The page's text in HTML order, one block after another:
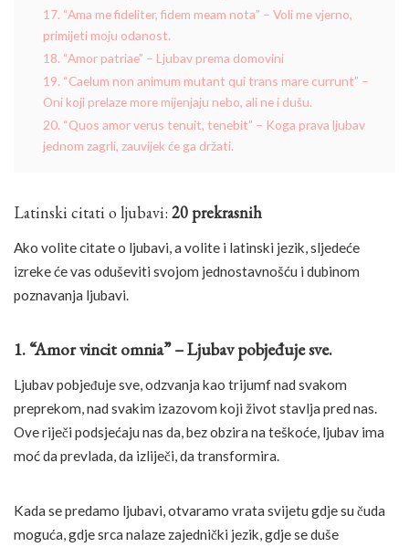
17. “Ama me fideliter, fidem meam nota” – Voli me vjerno,
primijeti moju odanost.
18. “Amor patriae” – Ljubav prema domovini
19. “Caelum non animum mutant qui trans mare currunt” –
Oni koji prelaze more mijenjaju nebo, ali ne i dušu.
20. “Quos amor verus tenuit, tenebit” – Koga prava ljubav
jednom zagrli, zauvijek će ga držati.
Latinski citati o ljubavi: 20 prekrasnih
Ako volite citate o ljubavi, a volite i latinski jezik, sljedeće
izreke će vas oduševiti svojom jednostavnošću i dubinom
poznavanja ljubavi.
1. “Amor vincit omnia” – Ljubav pobjeđuje sve.
Ljubav pobjeđuje sve, odzvanja kao trijumf nad svakom
preprekom, nad svakim izazovom koji život stavlja pred nas.
Ove riječi podsjećaju nas da, bez obzira na teškoće, ljubav ima
moć da prevlada, da izliječi, da transformira.
Kada se predamo ljubavi, otvaramo vrata svijetu gdje su čuda
moguća, gdje srca nalaze zajednički jezik, gdje se duše